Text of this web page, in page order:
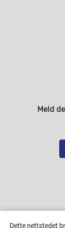
Meld
Dette nettstedet